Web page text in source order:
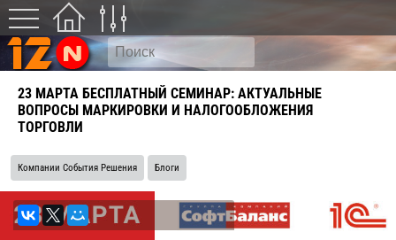
23 МАРТА БЕСПЛАТНЫЙ СЕМИНАР: АКТУАЛЬНЫЕ
ВОПРОСЫ МАРКИРОВКИ И НАЛОГООБЛОЖЕНИЯ
ТОРГОВЛИ
Компании События Решения Блоги